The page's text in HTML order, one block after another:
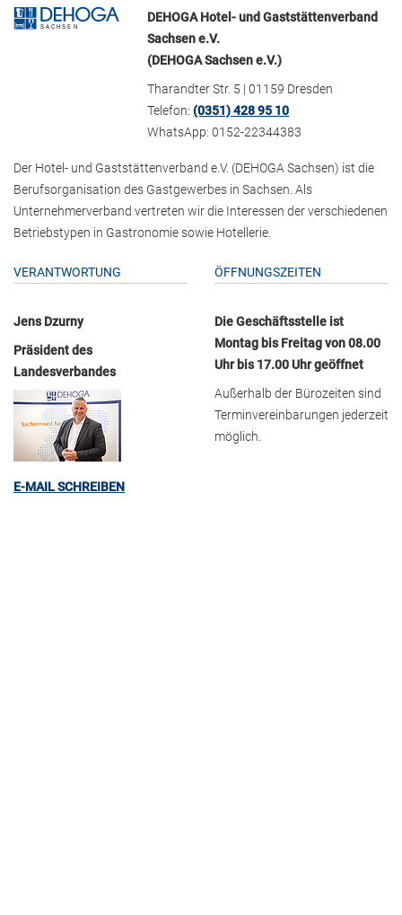
DEHOGA Hotel- und Gaststättenverband
Sachsen e.V.
(DEHOGA Sachsen e.V.)
Tharandter Str. 5 | 01159 Dresden
Telefon:(0351) 428 95 10
WhatsApp: 0152-22344383
Der Hotel- und Gaststättenverband e.V. (DEHOGA Sachsen) ist die
Berufsorganisation des Gastgewerbes in Sachsen. Als
Unternehmerverband vertreten wir die Interessen der verschiedenen
Betriebstypen in Gastronomie sowie Hotellerie.
VERANTWORTUNG
Jens Dzurny
Präsident des
Landesverbandes
E-MAIL SCHREIBEN
ÖFFNUNGSZEITEN
Die Geschäftsstelle ist
Montag bis Freitag von 08.00
Uhr bis 17.00 Uhr geöffnet
Außerhalb der Bürozeiten sind
Terminvereinbarungen jederzeit
möglich.